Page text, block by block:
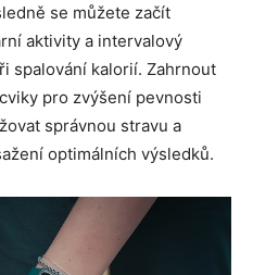
se můžete začít
aktivity a intervalový
spalování kalorií. Zahrnout
pro zvýšení pevnosti
správnou stravu a
optimálních výsledků.